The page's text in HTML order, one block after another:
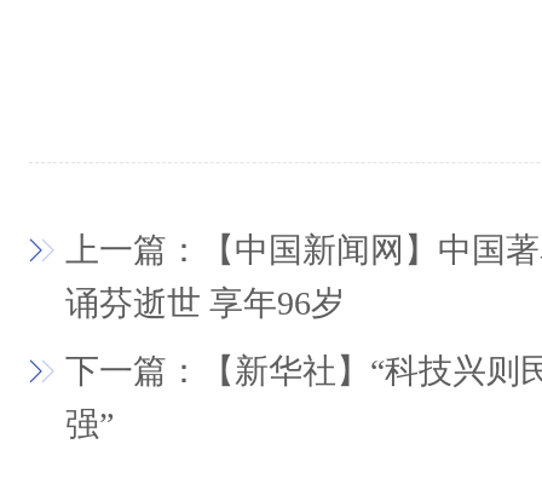
上一篇：【中国新闻网】中国
诵芬逝世 享年96岁
下一篇：【新华社】“科技兴则
强”